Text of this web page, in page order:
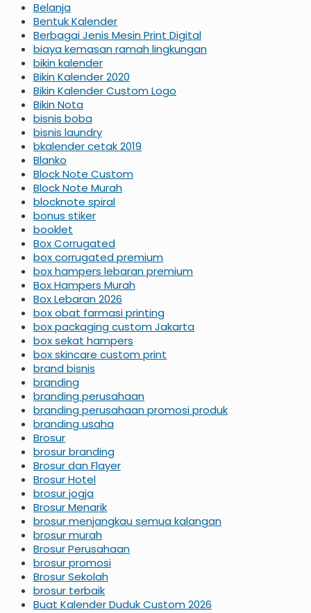
Belanja
Bentuk Kalender
Berbagai Jenis Mesin Print Digital
biaya kemasan ramah lingkungan
bikin kalender
Bikin Kalender 2020
Bikin Kalender Custom Logo
Bikin Nota
bisnis boba
bisnis laundry
bkalender cetak 2019
Blanko
Block Note Custom
Block Note Murah
blocknote spiral
bonus stiker
booklet
Box Corrugated
box corrugated premium
box hampers lebaran premium
Box Hampers Murah
Box Lebaran 2026
box obat farmasi printing
box packaging custom Jakarta
box sekat hampers
box skincare custom print
brand bisnis
branding
branding perusahaan
branding perusahaan promosi produk
branding usaha
Brosur
brosur branding
Brosur dan Flayer
Brosur Hotel
brosur jogja
Brosur Menarik
brosur menjangkau semua kalangan
brosur murah
Brosur Perusahaan
brosur promosi
Brosur Sekolah
brosur terbaik
Buat Kalender Duduk Custom 2026